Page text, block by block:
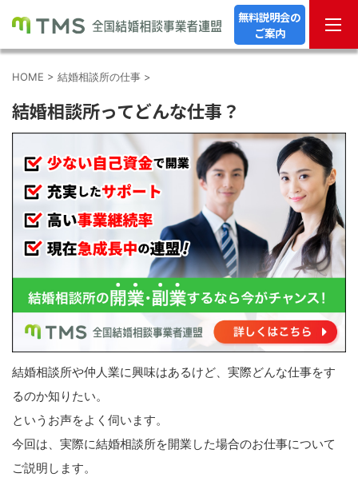
無料説明会の
ご案内
HOME > 結婚相談所の仕事 >
結婚相談所ってどんな仕事？
結婚相談所や仲人業に興味はあるけど、実際どんな仕事をす
るのか知りたい。
というお声をよく伺います。
今回は、実際に結婚相談所を開業した場合のお仕事について
ご説明します。